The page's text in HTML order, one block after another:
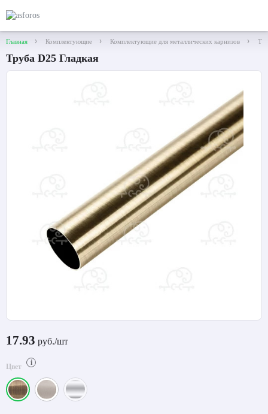
Главная Комплектующие Комплектующие для металлических карнизов
Труба D25 Гладкая
17.93 руб./шт
Цвет i